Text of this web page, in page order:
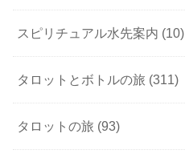
スピリチュアル水先案内 (10)
タロットとボトルの旅 (311)
タロットの旅 (93)